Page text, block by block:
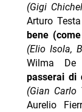
(Gigi
Arturo
bene
(Elio Isola,
Wilma
passerai di
(Gian Carlo
Aurelio